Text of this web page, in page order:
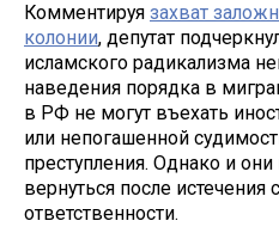
Комментируя захват
колонии, депутат
исламского радикализма
наведения порядка в
в РФ не могут въехать
или непогашенной
преступления. Однако и
вернуться после истечения
ответственности.